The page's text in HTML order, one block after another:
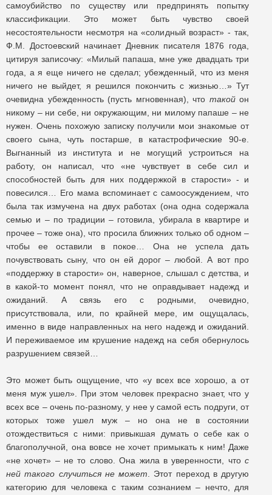
самоубийство по существу или предпринять попытку
классификации. Это может быть чувство своей
несостоятельности несмотря на «солидный возраст» - так,
Ф.М. Достоевский начинает Дневник писателя 1876 года,
цитируя записочку: «Милый папаша, мне уже двадцать три
года, а я еще ничего не сделал; убежденный, что из меня
ничего не выйдет, я решился покончить с жизнью…» Тут
очевидна убежденность (пусть мгновенная), что такойон
никому – ни себе, ни окружающим, ни милому папаше – не
нужен. Очень похожую записку получили мои знакомые от
своего сына, чуть постарше, в катастрофические 90-е.
Выгнанный из института и не могущий устроиться на
работу, он написал, что «не чувствует в себе сил и
способностей быть для них поддержкой в старости» - и
повесился… Его мама вспоминает с самоосуждением, что
была так измучена на двух работах (она одна содержала
семью и – по традиции – готовила, убирала в квартире и
прочее – тоже она), что просила ближних только об одном –
чтобы ее оставили в покое… Она не успела дать
почувствовать сыну, что он ей дорог – любой. А вот про
«поддержку в старости» он, наверное, слышал с детства, и
в какой-то момент понял, что не оправдывает надежд и
ожиданий. А связь его с родными, очевидно,
присутствовала, или, по крайней мере, им ощущалась,
именно в виде направленных на него надежд и ожиданий.
И переживаемое им крушение надежд на себя обернулось
разрушением связей…
Это может быть ощущение, что «у всех все хорошо, а от
меня муж ушел». При этом человек прекрасно знает, что у
всех все – очень по-разному, у нее у самой есть подруги, от
которых тоже ушел муж – но она не в состоянии
отождествиться с ними: привыкшая думать о себе как о
благополучной, она вовсе не хочет примыкать к ним! Даже
«не хочет» – не то слово. Она жила в уверенности, что с
ней такого случиться не может . Этот переход в другую
категорию для человека с таким сознанием – нечто, для